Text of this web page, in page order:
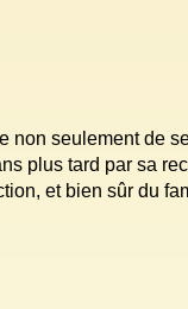
non seulement de
plus tard par sa
et bien sûr du